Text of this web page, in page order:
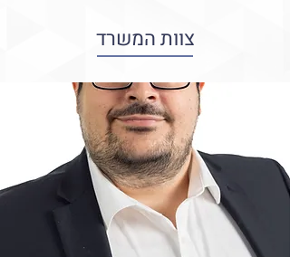
צוות המשרד